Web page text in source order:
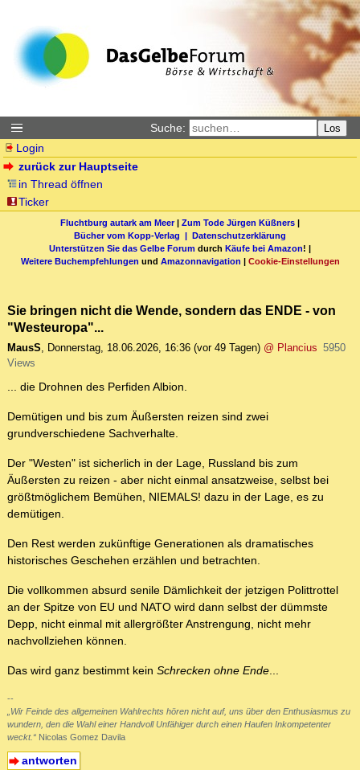
Suche: Los
Login
zurück zur Hauptseite
in Thread öffnen
Ticker
Fluchtburg autark am Meer| Zum Tode Jürgen Küßners |
Bücher vom Kopp-Verlag | Datenschutzerklärung
Unterstützen Sie das Gelbe Forum durch Käufe bei Amazon! |
Weitere Buchempfehlungen und Amazonnavigation | Cookie-Einstellungen
Sie bringen nicht die Wende, sondern das ENDE - von
"Westeuropa"...
MausS, Donnerstag, 18.06.2026, 16:36 (vor 49 Tagen) @ Plancius 5950
Views
... die Drohnen des Perfiden Albion.
Demütigen und bis zum Äußersten reizen sind zwei
grundverschiedene Sachverhalte.
Der "Westen" ist sicherlich in der Lage, Russland bis zum
Äußersten zu reizen - aber nicht einmal ansatzweise, selbst bei
größtmöglichem Bemühen, NIEMALS! dazu in der Lage, es zu
demütigen.
Den Rest werden zukünftige Generationen als dramatisches
historisches Geschehen erzählen und betrachten.
Die vollkommen absurd senile Dämlichkeit der jetzigen Polittrottel
an der Spitze von EU und NATO wird dann selbst der dümmste
Depp, nicht einmal mit allergrößter Anstrengung, nicht mehr
nachvollziehen können.
Das wird ganz bestimmt kein Schrecken ohne Ende...
--
„Wir Feinde des allgemeinen Wahlrechts hören nicht auf, uns über den Enthusiasmus zu
wundern, den die Wahl einer Handvoll Unfähiger durch einen Haufen Inkompetenter
weckt.“ Nicolas Gomez Davila
antworten